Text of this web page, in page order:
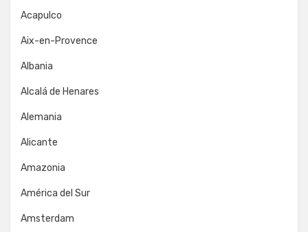
Acapulco
Aix-en-Provence
Albania
Alcalá de Henares
Alemania
Alicante
Amazonia
América del Sur
Amsterdam